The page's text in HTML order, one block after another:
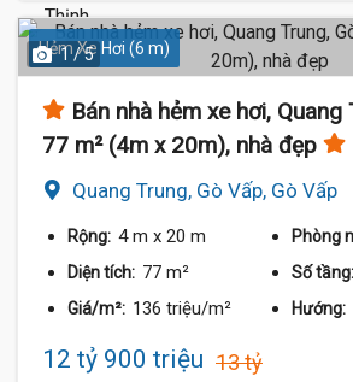
Hẻm Xe Hơi (6 m)
1 / 5
Bán nhà hẻm xe hơi, Quang
77 m² (4m x 20m), nhà đẹp
Quang Trung, Gò Vấp, Gò Vấp
Rộng: 4 m x 20 m Phòng
Diện tích: 77 m² Số tầng:
Giá/m²: 136 triệu/m² Hướng:
12 tỷ 900 triệu 13 tỷ